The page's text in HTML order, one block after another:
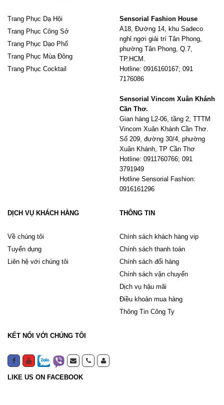
Trang Phục Dạ Hội
Trang Phục Công Sở
Trang Phục Dạo Phố
Trang Phục Mùa Đông
Trang Phục Cocktail
Sensorial Fashion House
A18, Đường 14, khu Sadeco
nghỉ ngơi giải trí Tân Phong,
phường Tân Phong, Q.7,
TP.HCM.
Hotline: 0916160167; 091
7176086
Sensorial Vincom Xuân Khánh
Cần Thơ.
Gian hàng L2-06, tầng 2, TTTM
Vincom Xuân Khánh Cần Thơ.
Số 209, đường 30/4, phường
Xuân Khánh, TP Cần Thơ
Hotline: 0911760766; 091
3791949
Hotline Sensorial Fashion:
0916161296
DỊCH VỤ KHÁCH HÀNG
Về chúng tôi
Tuyển dụng
Liên hệ với chúng tôi
THÔNG TIN
Chính sách khách hàng vip
Chính sách thanh toán
Chính sách đổi hàng
Chính sách vận chuyển
Dịch vụ hậu mãi
Điều khoản mua hàng
Thông Tin Công Ty
KẾT NỐI VỚI CHÚNG TÔI
LIKE US ON FACEBOOK